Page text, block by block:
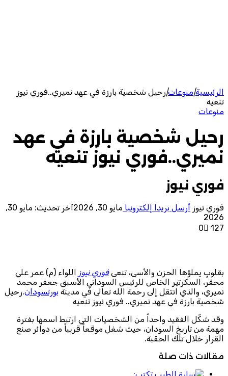
الرئيسية|منوعات|رحيل شخصية بارزة في عهد نميري..فوري نيوز
تنعيه
منوعات
رحيل شخصية بارزة في عهد
نميري..فوري نيوز تنعيه
فوري نيوز
فوري نيوز أرسل بريدا إلكترونيا مايو 30, 2026
آخر تحديث: مايو 30,
2026
0
127
بقلوبٍ يملؤها الحزن والأسى، تنعىفوري نيوز
اللواء (م) عمر علي
محقر، السكرتير الخاص للرئيس السوداني الأسبق جعفر محمد
نميري، والذي انتقل إلى رحمة الله تعالى في مدينة بورتسودان.رحيل
شخصية بارزة في عهد نميري.. فوري نيوز تنعيه
وقد شكّل الفقيد واحداً من الشخصيات التي ارتبط اسمها بفترة
مهمة من تاريخ السودان، حيث شغل موقعاً قريباً من دوائر صنع
القرار خلال تلك الحقبة.
مقالات ذات صلة